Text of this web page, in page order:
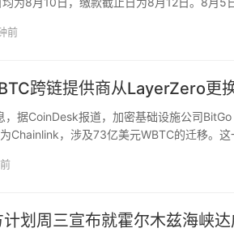
前
跨链提供商从LayerZero更
据CoinDesk报道，加密基础设施公司
Chainlink，涉及73亿美元WBTC的迁移。
划周三宣布就霍尔木兹海峡